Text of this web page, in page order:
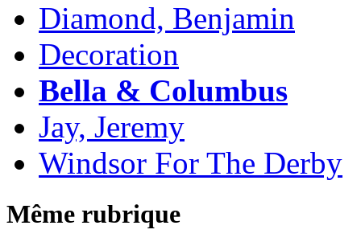
Diamond, Benjamin
Decoration
Bella & Columbus
Jay, Jeremy
Windsor For The Derby
Même rubrique